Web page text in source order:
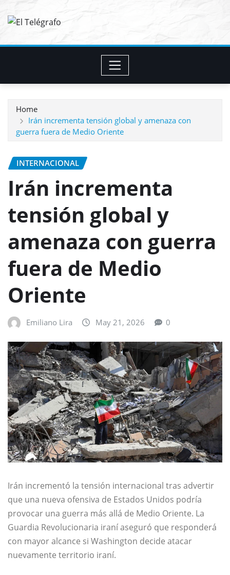
Home
Irán incrementa tensión global y amenaza con
guerra fuera de Medio Oriente
INTERNACIONAL
Irán incrementa
tensión global y
amenaza con guerra
fuera de Medio
Oriente
Emiliano Lira May 21, 2026 0
Irán incrementó la tensión internacional tras advertir
que una nueva ofensiva de Estados Unidos podría
provocar una guerra más allá de Medio Oriente. La
Guardia Revolucionaria iraní aseguró que responderá
con mayor alcance si Washington decide atacar
nuevamente territorio iraní.